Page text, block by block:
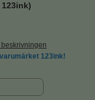
123ink!